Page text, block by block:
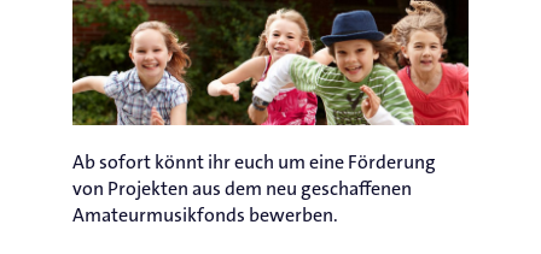
Ab sofort könnt ihr euch um eine Förderung
von Projekten aus dem neu geschaffenen
Amateurmusikfonds bewerben.